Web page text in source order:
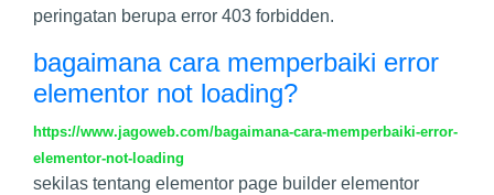
peringatan berupa error 403 forbidden.
bagaimana cara memperbaiki error
elementor not loading?
https://www.jagoweb.com/bagaimana-cara-memperbaiki-error-
elementor-not-loading
sekilas tentang elementor page builder elementor